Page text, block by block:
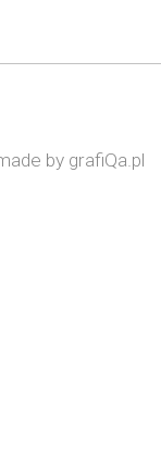
by grafiQa.pl